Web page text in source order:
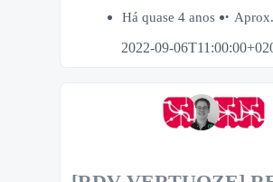
Há quase 4 anos
2022-09-